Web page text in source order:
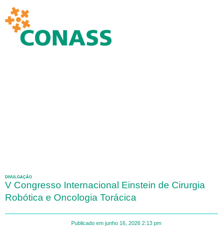
DIVULGAÇÃO
V Congresso Internacional Einstein de Cirurgia
Robótica e Oncologia Torácica
Publicado em junho 16, 2026 2:13 pm